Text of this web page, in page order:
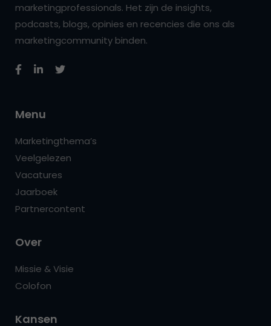
marketingprofessionals. Het zijn de insights,
podcasts, blogs, opinies en recencies die ons als
marketingcommunity binden.
Menu
Marketingthema’s
Veelgelezen
Vacatures
Jaarboek
Partnercontent
Over
Missie & Visie
Colofon
Kansen